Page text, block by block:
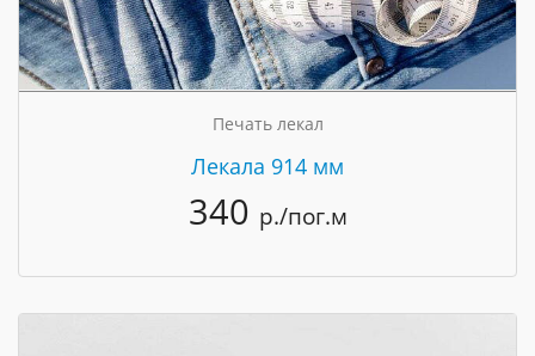
Печать лекал
Лекала 914 мм
340 р./пог.м